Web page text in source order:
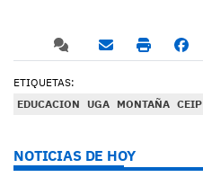
ETIQUETAS:
EDUCACION
UGA MONTAÑA CEIP
NOTICIAS DE HOY